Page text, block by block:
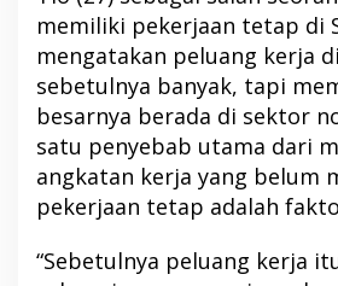
memiliki pekerjaan tetap di
mengatakan peluang kerja
sebetulnya banyak, tapi
besarnya berada di sektor
satu penyebab utama dari
angkatan kerja yang belum
pekerjaan tetap adalah
“Sebetulnya peluang kerja